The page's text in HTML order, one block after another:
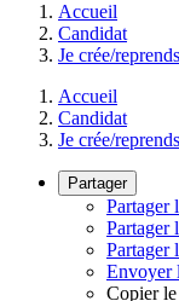
Accueil
Candidat
Je crée/
Accueil
Candidat
Je crée/
Partager
Partager
Partager
Partager
Envoyer
Copier